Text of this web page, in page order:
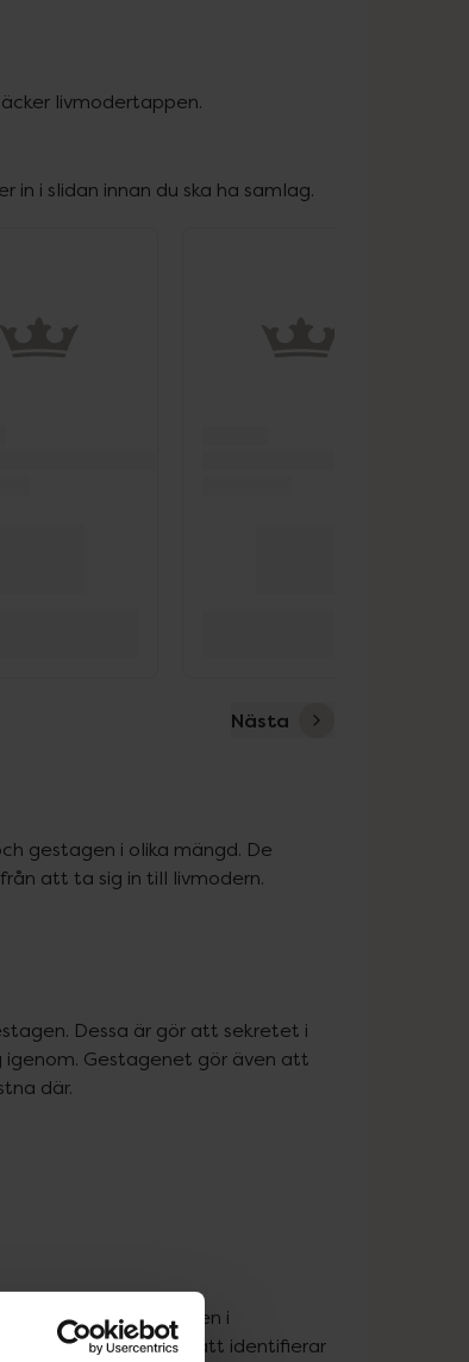
livmodertappen.
i slidan innan du ska ha samlag.
Nästa
gestagen i olika mängd. De
att ta sig in till livmodern.
Dessa är gör att sekretet i
igenom. Gestagenet gör även att
där.
kartlägger mönstren i
mobilapp. På så sätt identifierar